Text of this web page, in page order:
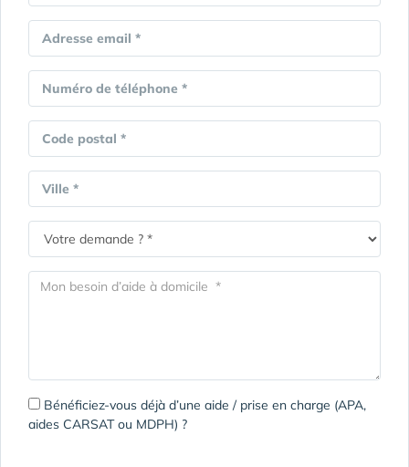
Adresse email *
Numéro de téléphone *
Code postal *
Ville *
Bénéficiez-vous déjà d’une aide / prise en charge (APA,
aides CARSAT ou MDPH) ?